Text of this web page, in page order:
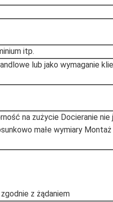
itp.
lub jako wymaganie
na zużycie Docieranie nie
małe wymiary Montaż
z żądaniem